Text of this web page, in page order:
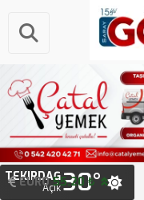
EURO 55.20 ₺
STERLIN 64.45 ₺
TEKIRDAĞ
Açık30°